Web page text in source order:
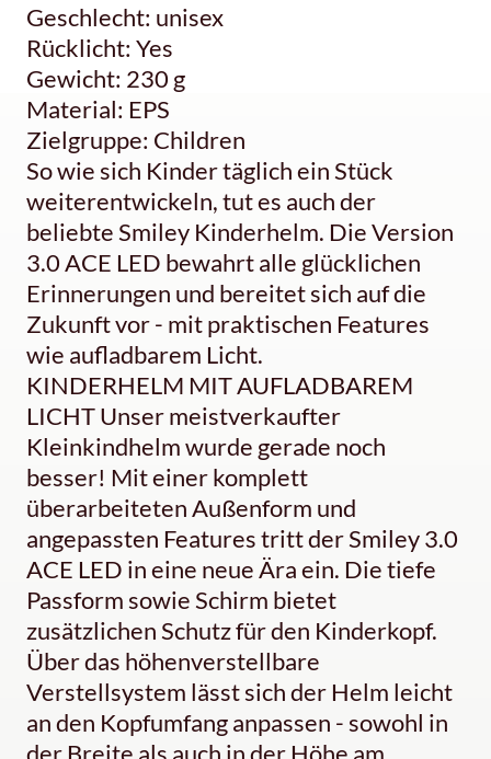
Geschlecht: unisex
Rücklicht: Yes
Gewicht: 230 g
Material: EPS
Zielgruppe: Children
So wie sich Kinder täglich ein Stück
weiterentwickeln, tut es auch der
beliebte Smiley Kinderhelm. Die Version
3.0 ACE LED bewahrt alle glücklichen
Erinnerungen und bereitet sich auf die
Zukunft vor - mit praktischen Features
wie aufladbarem Licht.
KINDERHELM MIT AUFLADBAREM
LICHT Unser meistverkaufter
Kleinkindhelm wurde gerade noch
besser! Mit einer komplett
überarbeiteten Außenform und
angepassten Features tritt der Smiley 3.0
ACE LED in eine neue Ära ein. Die tiefe
Passform sowie Schirm bietet
zusätzlichen Schutz für den Kinderkopf.
Über das höhenverstellbare
Verstellsystem lässt sich der Helm leicht
an den Kopfumfang anpassen - sowohl in
der Breite als auch in der Höhe am